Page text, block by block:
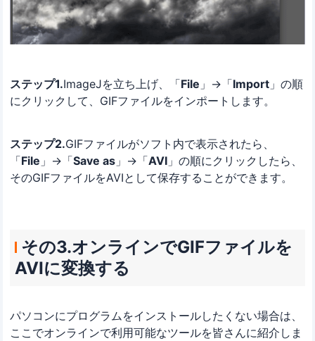
ステップ1.ImageJを立ち上げ、「File 」→「Import 」の順
にクリックして、GIFファイルをインポートします。
ステップ2.GIFファイルがソフト内で表示されたら、
「File 」→「Save as 」→「AVI 」の順にクリックしたら、
そのGIFファイルをAVIとして保存することができます。
その3.オンラインでGIFファイルを
AVIに変換する
パソコンにプログラムをインストールしたくない場合は、
ここでオンラインで利用可能なツールを皆さんに紹介しま